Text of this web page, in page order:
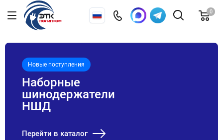
0
Новые поступления
Наборные
шинодержатели
НШД
Перейти в каталог